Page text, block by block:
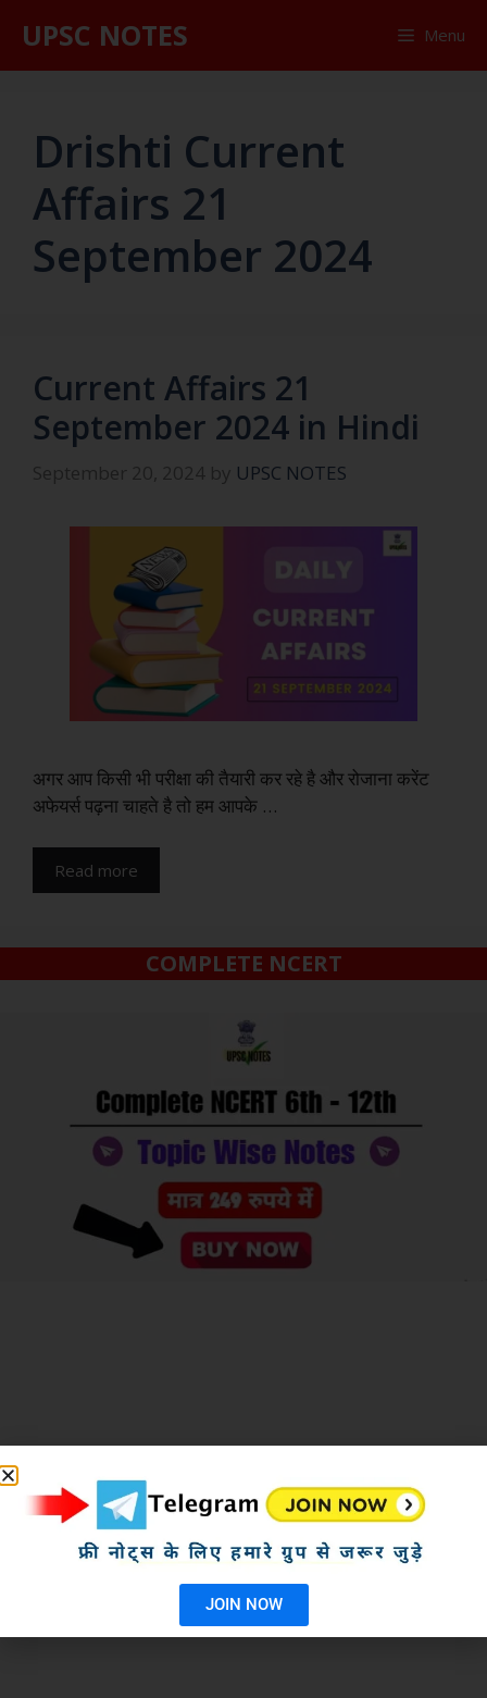
UPSC NOTES Menu
Drishti Current
Affairs 21
September 2024
Current Affairs 21
September 2024 in Hindi
September 20, 2024 by UPSC NOTES
अगर आप किसी भी परीक्षा की तैयारी कर रहे है और रोजाना करेंट
अफेयर्स पढ़ना चाहते है तो हम आपके …
Read more
COMPLETE NCERT
JOIN NOW